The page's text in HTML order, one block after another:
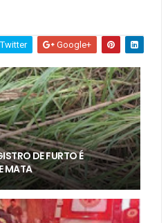
Twitter Google+
DE FURTO É
MATA